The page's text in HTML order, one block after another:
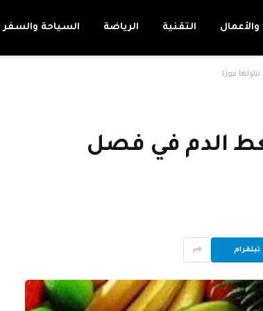
والأعمال التقنية الرياضة السياحة والسفر
فورًا
الدم في فصل
تيلقرام